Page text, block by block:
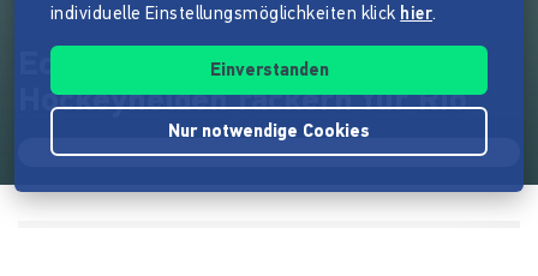
Ecke, Schuss - Gold! - Unsere
Hockeyhelden rackern für Rio
individuelle Einstellungsmöglichkeiten klick hier.
Einverstanden
Nur notwendige Cookies